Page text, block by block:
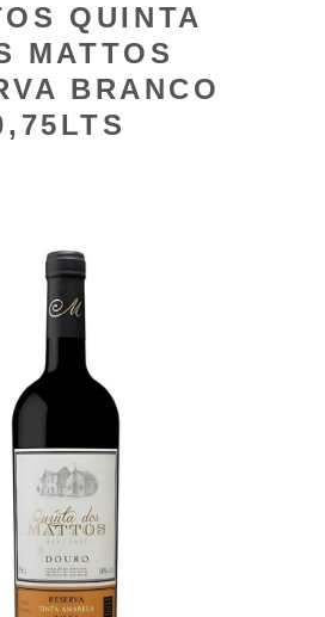
QUINTA
MATTOS
BRANCO